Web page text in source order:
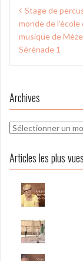
de
l’article
Stage de
monde de l’école
musique de
Sérénade 1
Archives
Archives
Articles les plus vues